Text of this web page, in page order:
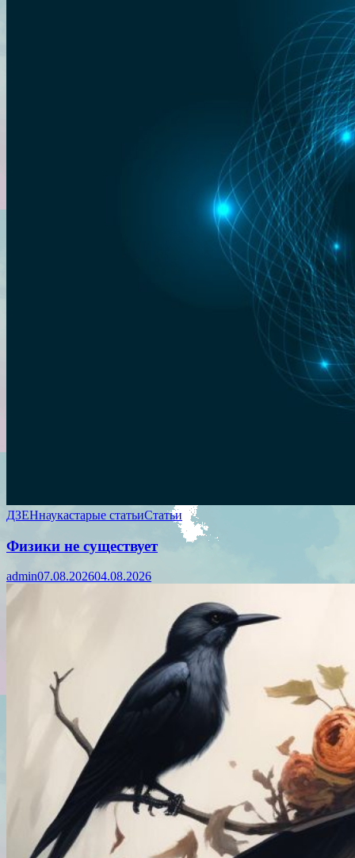
ДЗЕНнаукастарые статьиСтатьи
Физики не существует
admin07.08.202604.08.2026